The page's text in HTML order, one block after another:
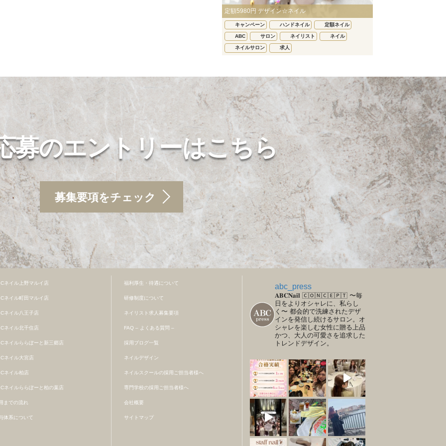
定額5980円 デザイン☆ネイル
キャンペーン ハンドネイル 定額ネイル
ABC サロン ネイリスト ネイル
ネイルサロン 求人
募のエントリーはこちら
募集要項をチェック
ネイル上野マルイ店
ネイル町田マルイ店
ネイル八王子店
ネイル北千住店
ネイルららぽーと新三郷店
ネイル大宮店
ネイル柏店
ネイルららぽーと柏の葉店
までの流れ
体系について
福利厚生・待遇について
研修制度について
ネイリスト求人募集要項
FAQ – よくある質問 –
採用ブログ一覧
ネイルデザイン
ネイルスクールの採用ご担当者様へ
専門学校の採用ご担当者様へ
会社概要
サイトマップ
abc_press
𝐀𝐁𝐂𝐍𝐚𝐢𝐥 🄲🄾🄽🄲🄴🄿🅃 〜毎
日をよりオシャレに、私らし
く〜 都会的で洗練されたデザ
インを発信し続けるサロン。オ
シャレを楽しむ女性に贈る上品
かつ、大人の可愛さを追求した
トレンドデザイン。